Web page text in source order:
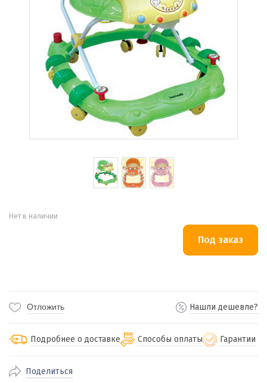
Нет в наличии
Отложить Нашли дешевле?
Подробнее о доставке
По Екатеринбургу бесплатная
Способы оплаты Гарантии
Поделиться